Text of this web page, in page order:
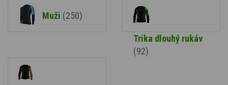
Muži (250)
Trika dlouhý rukáv
(92)